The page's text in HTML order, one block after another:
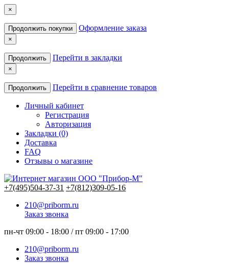
×
Продолжить покупки Оформление заказа
×
Продолжить Перейти в закладки
×
Продолжить Перейти в сравнение товаров
Личный кабинет
Регистрация
Авторизация
Закладки (0)
Доставка
FAQ
Отзывы о магазине
+7(495)504-37-31 +7(812)309-05-16
210@priborm.ru
Заказ звонка
пн-чт 09:00 - 18:00 / пт 09:00 - 17:00
210@priborm.ru
Заказ звонка